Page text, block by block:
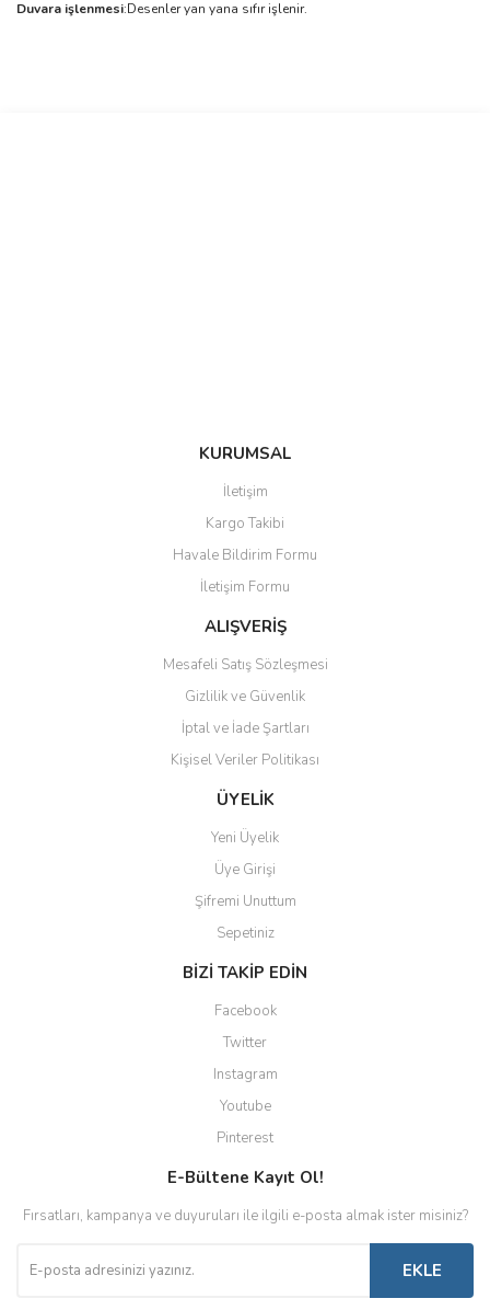
Duvara işlenmesi:Desenler yan yana sıfır işlenir.
Gönder
KURUMSAL
İletişim
Kargo Takibi
Havale Bildirim Formu
İletişim Formu
ALIŞVERİŞ
Mesafeli Satış Sözleşmesi
Gizlilik ve Güvenlik
İptal ve İade Şartları
Kişisel Veriler Politikası
ÜYELİK
Yeni Üyelik
Üye Girişi
Şifremi Unuttum
Sepetiniz
BİZİ TAKİP EDİN
Facebook
Twitter
Instagram
Youtube
Pinterest
E-Bültene Kayıt Ol!
Fırsatları, kampanya ve duyuruları ile ilgili e-posta almak ister misiniz?
EKLE